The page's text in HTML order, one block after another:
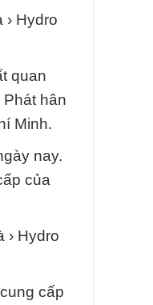
Hydro
quan
hân
Minh.
nay.
của
› Hydro
cấp